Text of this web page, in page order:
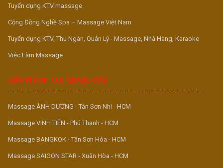
Tuyển dụng KTV massage
Cộng Đồng Nghề Spa – Massage Việt Nam
Tuyển dụng KTV, Thu Ngân, Quản Lý - Massage, Nhà Hàng, Karaoke
Việc Làm Massage
ĐƠN VỊ HỢP TÁC QUẢNG CÁO
Massage ÁNH DƯƠNG - Tân Sơn Nhì - HCM
Massage VINH TIÊN - Phú Thạnh - HCM
Massage BANGKOK - Tân Sơn Hòa - HCM
Massage SAIGON STAR - Xuân Hòa - HCM